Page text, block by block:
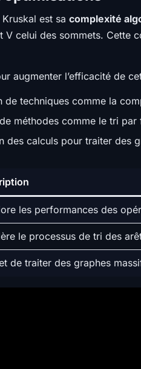
est sa complexité
V celui des sommets. Cette
augmenter l’efficacité de
de techniques comme la
méthodes comme le tri
des calculs pour traiter des
les performances des
le processus de tri des
de traiter des graphes